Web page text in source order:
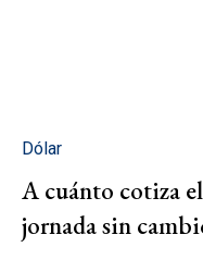
Dólar
A cuánto cotiza
jornada sin